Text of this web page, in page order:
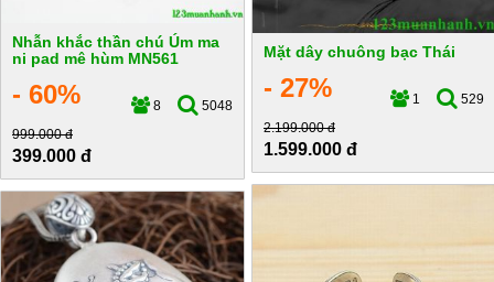
Nhẫn khắc thần chú Úm ma
ni pad mê hùm MN561
- 60% 8
5048
999.000 đ
399.000 đ
Mặt dây chuông bạc Thái
- 27% 1
529
2.199.000 đ
1.599.000 đ